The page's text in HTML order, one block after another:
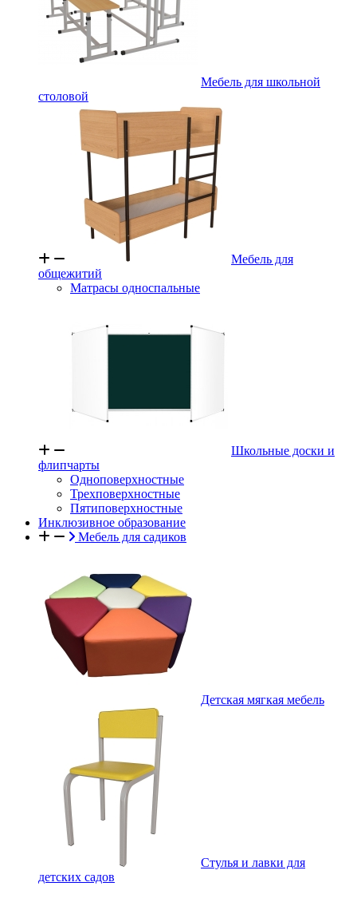
Мебель для школьной
столовой
Мебель для
общежитий
Матрасы односпальные
Школьные доски и
флипчарты
Одноповерхностные
Трехповерхностные
Пятиповерхностные
Инклюзивное образование
Мебель для садиков
Детская мягкая мебель
Стулья и лавки для
детских садов